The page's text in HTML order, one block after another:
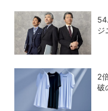
ジ
2
破